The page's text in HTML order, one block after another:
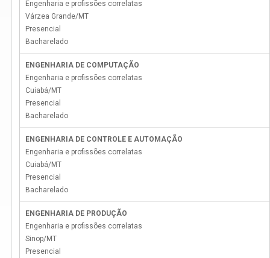
Engenharia e profissões correlatas
Várzea Grande/MT
Presencial
Bacharelado
ENGENHARIA DE COMPUTAÇÃO
Engenharia e profissões correlatas
Cuiabá/MT
Presencial
Bacharelado
ENGENHARIA DE CONTROLE E AUTOMAÇÃO
Engenharia e profissões correlatas
Cuiabá/MT
Presencial
Bacharelado
ENGENHARIA DE PRODUÇÃO
Engenharia e profissões correlatas
Sinop/MT
Presencial